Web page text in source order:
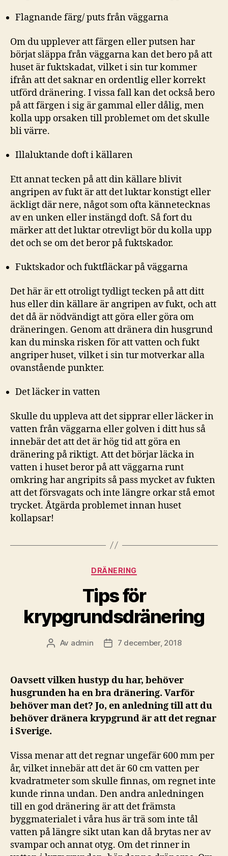
Flagnande färg/ puts från väggarna
Om du upplever att färgen eller putsen har
börjat släppa från väggarna kan det bero på att
huset är fuktskadat, vilket i sin tur kommer
ifrån att det saknar en ordentlig eller korrekt
utförd dränering. I vissa fall kan det också bero
på att färgen i sig är gammal eller dålig, men
kolla upp orsaken till problemet om det skulle
bli värre.
Illaluktande doft i källaren
Ett annat tecken på att din källare blivit
angripen av fukt är att det luktar konstigt eller
äckligt där nere, något som ofta kännetecknas
av en unken eller instängd doft. Så fort du
märker att det luktar otrevligt bör du kolla upp
det och se om det beror på fuktskador.
Fuktskador och fuktfläckar på väggarna
Det här är ett otroligt tydligt tecken på att ditt
hus eller din källare är angripen av fukt, och att
det då är nödvändigt att göra eller göra om
dräneringen. Genom att dränera din husgrund
kan du minska risken för att vatten och fukt
angriper huset, vilket i sin tur motverkar alla
ovanstående punkter.
Det läcker in vatten
Skulle du uppleva att det sipprar eller läcker in
vatten från väggarna eller golven i ditt hus så
innebär det att det är hög tid att göra en
dränering på riktigt. Att det börjar läcka in
vatten i huset beror på att väggarna runt
omkring har angripits så pass mycket av fukten
att det försvagats och inte längre orkar stå emot
trycket. Åtgärda problemet innan huset
kollapsar!
Kategorier
DRÄNERING
Tips för
krypgrundsdränering
Inläggsförfattare
Av admin Inläggsdatum
7 december, 2018
Oavsett vilken hustyp du har, behöver
husgrunden ha en bra dränering. Varför
behöver man det? Jo, en anledning till att du
behöver dränera krypgrund är att det regnar
i Sverige.
Vissa menar att det regnar ungefär 600 mm per
år, vilket innebär att det är 60 cm vatten per
kvadratmeter som skulle finnas, om regnet inte
kunde rinna undan. Den andra anledningen
till en god dränering är att det främsta
byggmaterialet i våra hus är trä som inte tål
vatten på längre sikt utan kan då brytas ner av
svampar och annat otyg. Om det rinner in